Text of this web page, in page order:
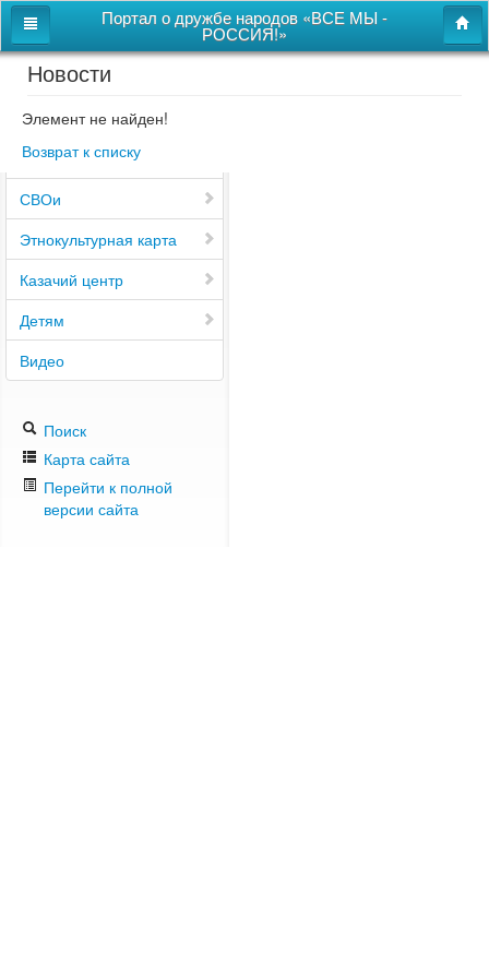
Портал о дружбе народов «ВСЕ МЫ -
РОССИЯ!»
Главная
Дом дружбы народов
Новости
СВОи
Этнокультурная карта
Казачий центр
Детям
Видео
Поиск
Карта сайта
Перейти к полной
версии сайта
Новости
Элемент не найден!
Возврат к списку